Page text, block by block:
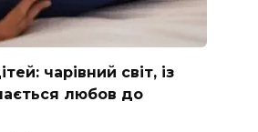
чарівний світ, із
любов до